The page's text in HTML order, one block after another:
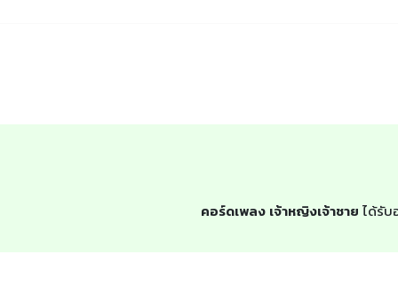
คอร์ดเพลง เจ้าหญิงเจ้าชาย ได้รับ